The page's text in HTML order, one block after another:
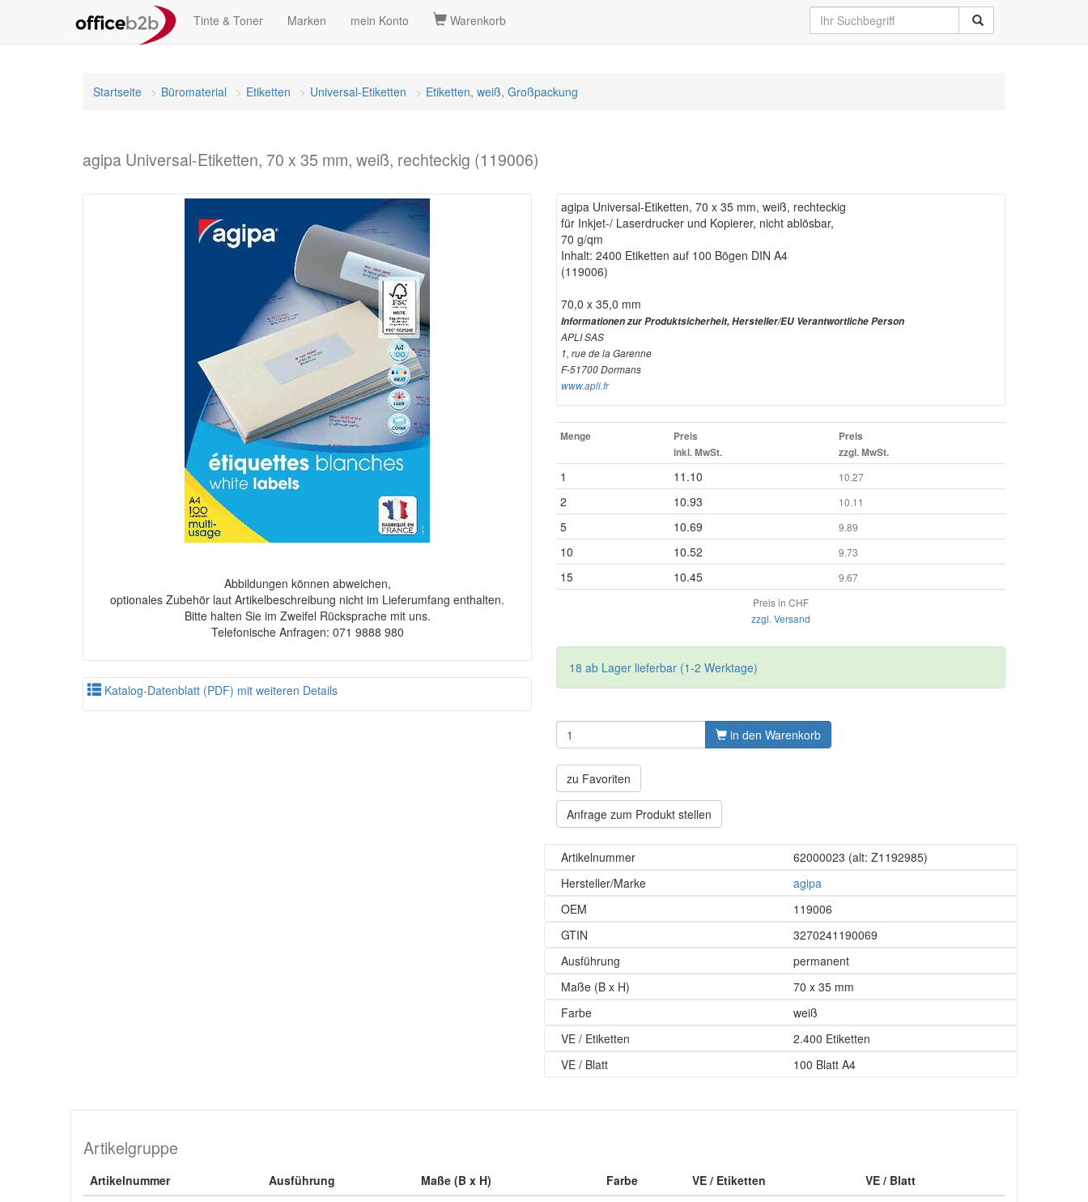
Tinte & Toner Marken mein Konto Warenkorb
Startseite Büromaterial Etiketten Universal-Etiketten Etiketten, weiß, Großpackung
agipa Universal-Etiketten, 70 x 35 mm, weiß, rechteckig (119006)
Abbildungen können abweichen,
optionales Zubehör laut Artikelbeschreibung nicht im Lieferumfang enthalten.
Bitte halten Sie im Zweifel Rücksprache mit uns.
Telefonische Anfragen: 071 9888 980
Katalog-Datenblatt (PDF) mit weiteren Details
agipa Universal-Etiketten, 70 x 35 mm, weiß, rechteckig
für Inkjet-/ Laserdrucker und Kopierer, nicht ablösbar,
70 g/qm
Inhalt: 2400 Etiketten auf 100 Bögen DIN A4
(119006)
70,0 x 35,0 mm
Informationen zur Produktsicherheit, Hersteller/EU Verantwortliche Person
APLI SAS
1, rue de la Garenne
F-51700 Dormans
www.apli.fr
Menge
Preis
inkl. MwSt.
Preis
zzgl. MwSt.
1 11.10 10.27
2 10.93 10.11
5 10.69 9.89
10 10.52 9.73
15 10.45
9.67
Preis in CHF
zzgl. Versand
18 ab Lager lieferbar (1-2 Werktage)
in den Warenkorb
zu Favoriten
Anfrage zum Produkt stellen
Artikelnummer 62000023 (alt: Z1192985)
Hersteller/Marke
agipa
OEM
119006
GTIN
3270241190069
Ausführung
permanent
Maße (B x H)
70 x 35 mm
Farbe
weiß
VE / Etiketten
2.400 Etiketten
VE / Blatt
100 Blatt A4
Artikelgruppe
Artikelnummer Ausführung Maße (B x H) Farbe VE / Etiketten
VE / Blatt